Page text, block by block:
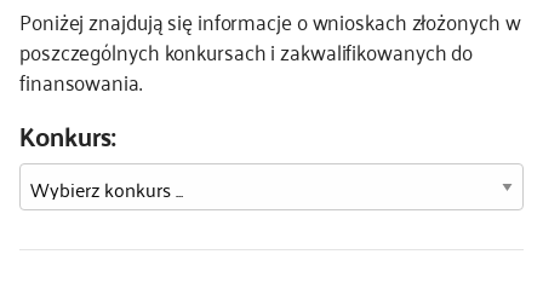
Poniżej znajdują się informacje o wnioskach złożonych w
poszczególnych konkursach i zakwalifikowanych do
finansowania.
Konkurs: